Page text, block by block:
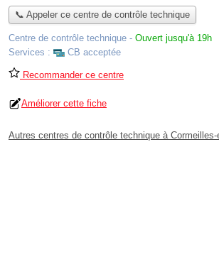
📞 Appeler ce centre de contrôle technique
Centre de contrôle technique - Ouvert jusqu'à 19h
Services :
CB acceptée
Recommander ce centre
Améliorer cette fiche
Autres centres de contrôle technique à Cormeilles-